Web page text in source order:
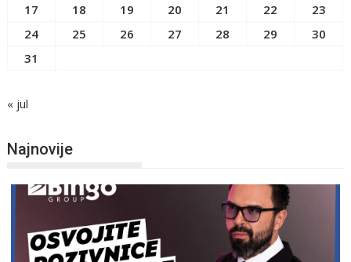
17
18 19 20 21 22
23
24
25 26 27 28 29
30
31
« jul
Najnovije